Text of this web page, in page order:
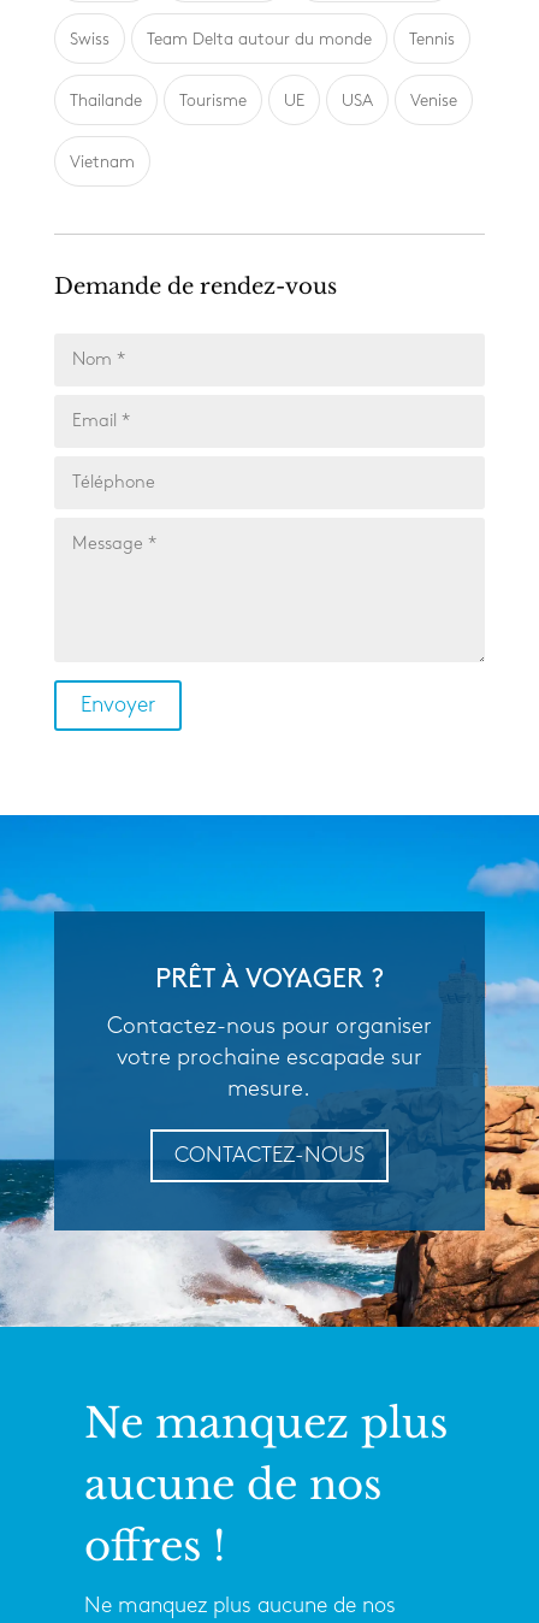
Swiss Team Delta autour du monde Tennis
Thailande Tourisme UE USA Venise
Vietnam
Demande de rendez-vous
PRÊT À VOYAGER ?
Contactez-nous pour organiser
votre prochaine escapade sur
mesure.
CONTACTEZ-NOUS
Ne manquez plus
aucune de nos
offres !
Ne manquez plus aucune de nos